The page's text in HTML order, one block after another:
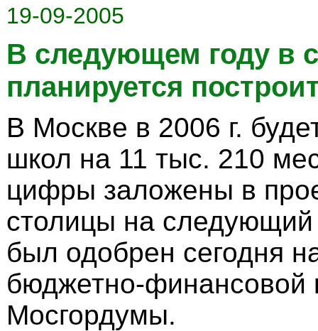
19-09-2005
В следующем году в
планируется
В Москве в 2006 г.
школ на 11 тыс. 210
цифры заложены в
столицы на следующий
был одобрен сегодня
бюджетно-финансовой
Мосгордумы.